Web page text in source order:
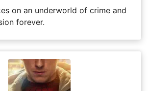
on an underworld of crime and
forever.